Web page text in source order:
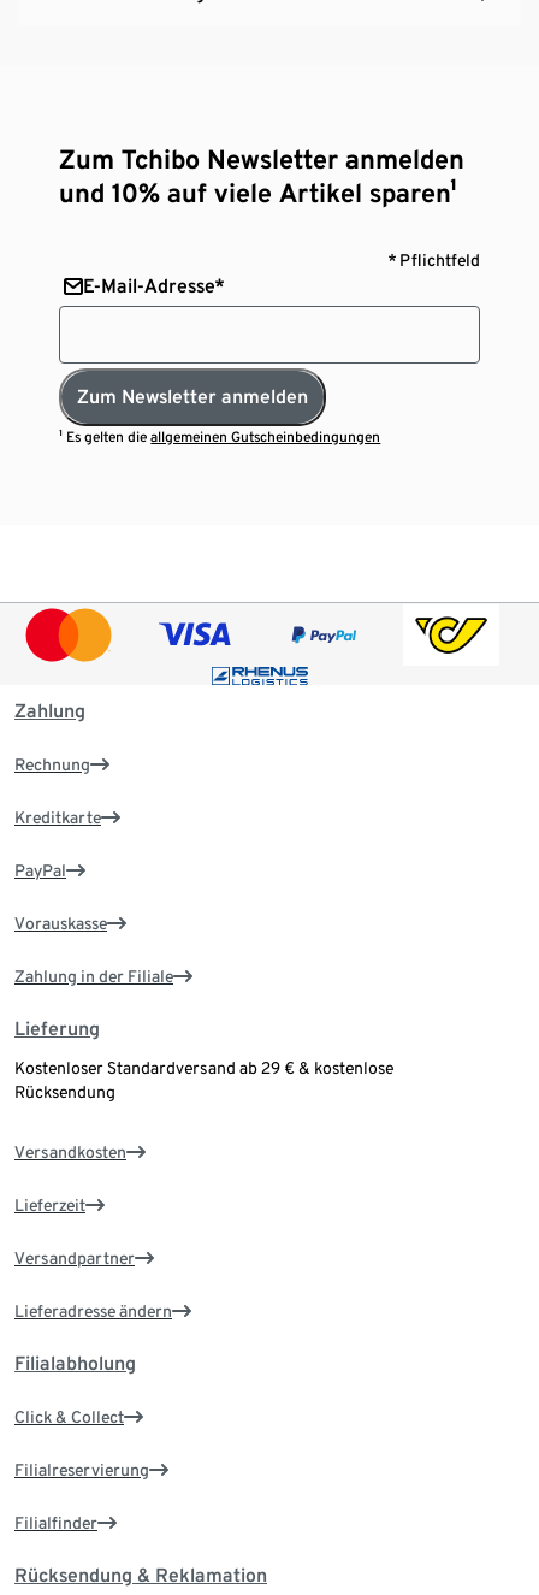
Zum Tchibo Newsletter anmelden
und 10% auf viele Artikel sparen¹
* Pflichtfeld
E-Mail-Adresse*
Zum Newsletter anmelden
¹ Es gelten dieallgemeinen Gutscheinbedingungen
Zahlung
Rechnung
Kreditkarte
PayPal
Vorauskasse
Zahlung in der Filiale
Lieferung
Kostenloser Standardversand ab 29 € & kostenlose
Rücksendung
Versandkosten
Lieferzeit
Versandpartner
Lieferadresse ändern
Filialabholung
Click & Collect
Filialreservierung
Filialfinder
Rücksendung & Reklamation